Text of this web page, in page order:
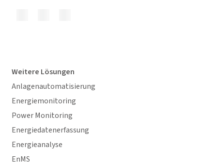
Weitere Lösungen
Anlagenautomatisierung
Energiemonitoring
Power Monitoring
Energiedatenerfassung
Energieanalyse
EnMS